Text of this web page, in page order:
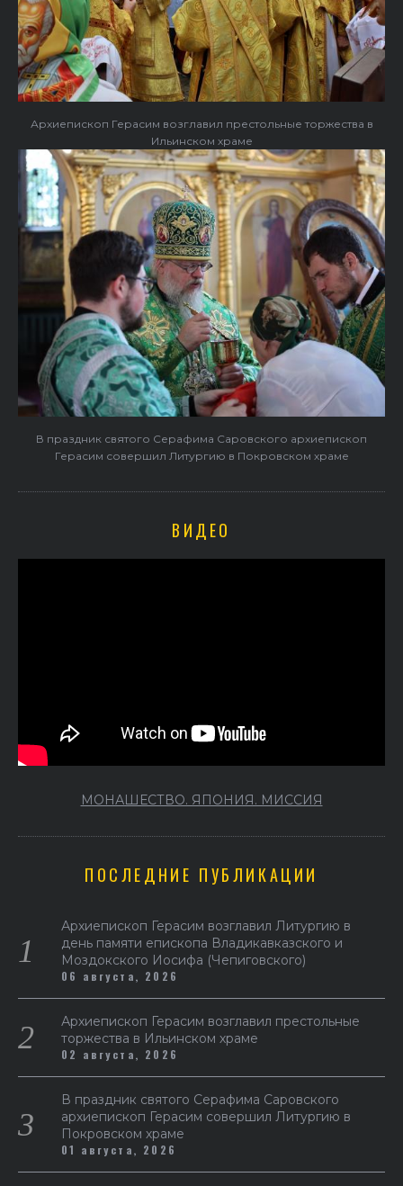
Архиепископ Герасим возглавил престольные торжества в
Ильинском храме
В праздник святого Серафима Саровского архиепископ
Герасим совершил Литургию в Покровском храме
ВИДЕО
МОНАШЕСТВО. ЯПОНИЯ. МИССИЯ
ПОСЛЕДНИЕ ПУБЛИКАЦИИ
Архиепископ Герасим возглавил Литургию в
день памяти епископа Владикавказского и
Моздокского Иосифа (Чепиговского)
06 августа, 2026
Архиепископ Герасим возглавил престольные
торжества в Ильинском храме
02 августа, 2026
В праздник святого Серафима Саровского
архиепископ Герасим совершил Литургию в
Покровском храме
01 августа, 2026